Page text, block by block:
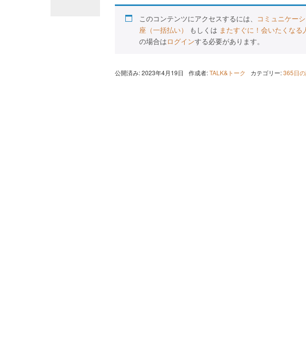
このコンテンツにアクセスするには、 コミュニケー
座（一括払い）
もしくは またすぐに！会いたくなる
の場合はログインする必要があります。
公開済み: 2023年4月19日 作成者:TALK&トーク カテゴリー:365日